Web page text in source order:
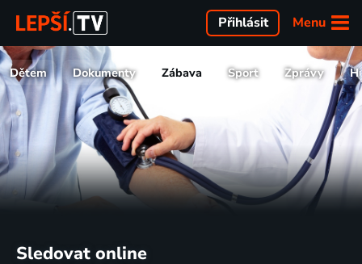
Menu
Přihlásit
Dětem Dokumenty Zábava Sport Zprávy
Sledovat online